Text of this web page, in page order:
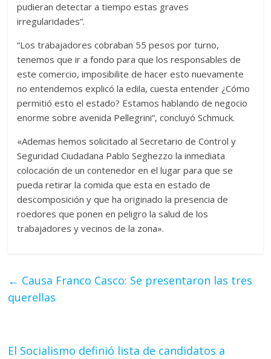
pudieran detectar a tiempo estas graves
irregularidades”.
“Los trabajadores cobraban 55 pesos por turno,
tenemos que ir a fondo para que los responsables de
este comercio, imposibilite de hacer esto nuevamente
no entendemos explicó la edila, cuesta entender ¿Cómo
permitió esto el estado? Estamos hablando de negocio
enorme sobre avenida Pellegrini”, concluyó Schmuck.
«Ademas hemos solicitado al Secretario de Control y
Seguridad Ciudadana Pablo Seghezzo la inmediata
colocación de un contenedor en el lugar para que se
pueda retirar la comida que esta en estado de
descomposición y que ha originado la presencia de
roedores que ponen en peligro la salud de los
trabajadores y vecinos de la zona».
← Causa Franco Casco: Se presentaron las tres
querellas
El Socialismo definió lista de candidatos a